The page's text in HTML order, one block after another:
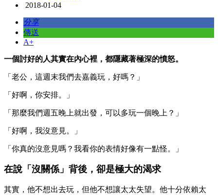
2018-01-04
分享
傳送
A+
一個討好的人其實在內心裡，都隱藏著極深的憤怒。
「老公，這週末我們去嘉義玩，好嗎？」
「好啊，你安排。」
「那麼我們週五晚上就出發，可以多玩一個晚上？」
「好啊，我沒意見。」
「你真的沒意見嗎？我看你的表情好像有一點怪。」
在說「沒關係」背後，卻是極大的渴求
其實，他不想出去玩，但他不想讓太太失望。他十分依賴太